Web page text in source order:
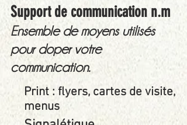
Support de communication n.m
Ensemble de moyens utilisés
pour doper votre
communication.
Print : flyers, cartes de visite,
menus